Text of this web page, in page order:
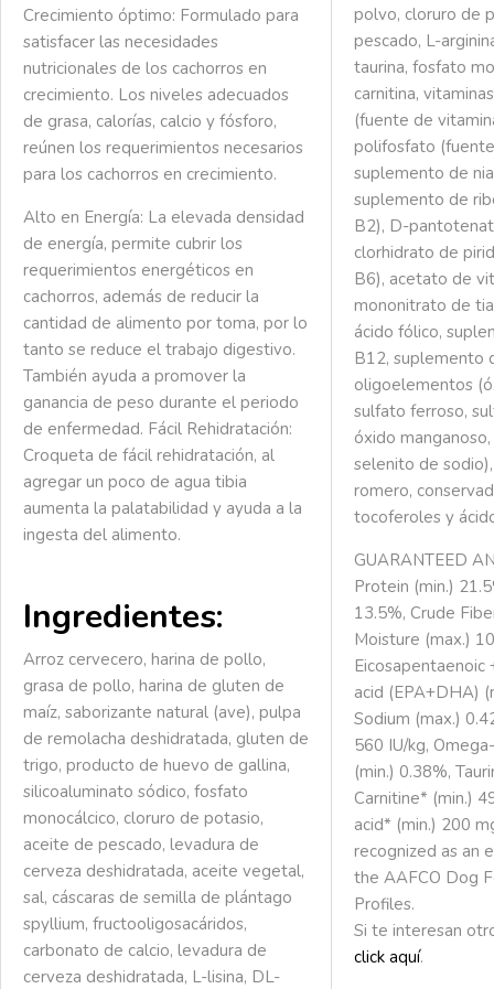
Crecimiento óptimo: Formulado para
satisfacer las necesidades
nutricionales de los cachorros en
crecimiento. Los niveles adecuados
de grasa, calorías, calcio y fósforo,
reúnen los requerimientos necesarios
para los cachorros en crecimiento.
Alto en Energía: La elevada densidad
de energía, permite cubrir los
requerimientos energéticos en
cachorros, además de reducir la
cantidad de alimento por toma, por lo
tanto se reduce el trabajo digestivo.
También ayuda a promover la
ganancia de peso durante el periodo
de enfermedad. Fácil Rehidratación:
Croqueta de fácil rehidratación, al
agregar un poco de agua tibia
aumenta la palatabilidad y ayuda a la
ingesta del alimento.
Ingredientes:
Arroz cervecero, harina de pollo,
grasa de pollo, harina de gluten de
maíz, saborizante natural (ave), pulpa
de remolacha deshidratada, gluten de
trigo, producto de huevo de gallina,
silicoaluminato sódico, fosfato
monocálcico, cloruro de potasio,
aceite de pescado, levadura de
cerveza deshidratada, aceite vegetal,
sal, cáscaras de semilla de plántago
spyllium, fructooligosacáridos,
carbonato de calcio, levadura de
cerveza deshidratada, L-lisina, DL-
polvo, cloruro de
pescado, L-
taurina, fosfato
carnitina,
(fuente de
polifosfato
suplemento de
suplemento de
B2), D-
clorhidrato de
B6), acetato de
mononitrato de
ácido fólico,
B12, suplemento
oligoelementos
sulfato ferroso,
óxido
selenito de
romero,
tocoferoles y
GUARANTEED
Protein (min.)
13.5%, Crude
Moisture (max.)
Eicosapentaenoic
acid (EPA+DHA)
Sodium (max.)
560 IU/kg,
(min.) 0.38%,
Carnitine* (min.)
acid* (min.) 200
recognized as an
the AAFCO Dog
Profiles.
Si te interesan
click aquí.